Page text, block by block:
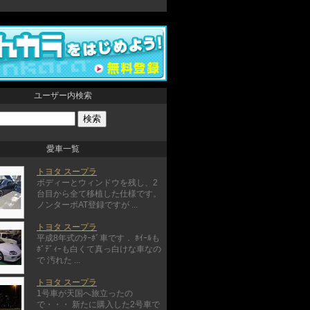
ユーザー内検索
愛車一覧
トヨタ スープラ
ボディーとウィンドウを残し、2
台目から全て移植した仕様です。
ノンターボAT登録ですが ...
トヨタ スープラ
平成8年式のﾀｰﾎﾞ車です． ﾎｲｰﾙも
ﾎﾞﾃﾞｨｰも白くて真っ白けな車なの
で 汚れた ...
トヨタ スープラ
1号車が天国へ旅立ったの
で・・・ 新たに購入した2号車で